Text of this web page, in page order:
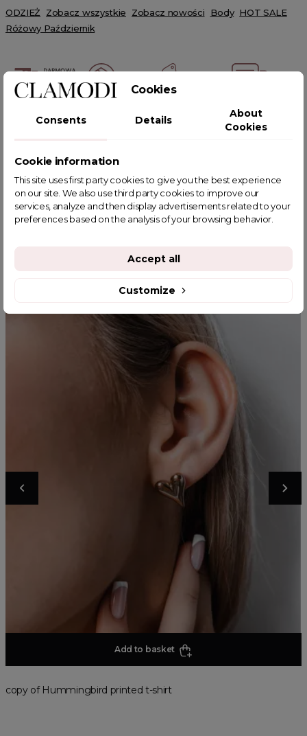
ODZIEŻ Zobacz wszystkie Zobacz nowości Body HOT SALE
Różowy Październik
POWIĄZANE TAGI
YOU MIGHT ALSO LIKE
Add to basket
copy of Hummingbird printed t-shirt
Cookies
Consents Details
About
Cookies
Cookie information
This site uses first party cookies to give you the best experience
on our site. We also use third party cookies to improve our
services, analyze and then display advertisements related to your
preferences based on the analysis of your browsing behavior.
Customize
Accept all